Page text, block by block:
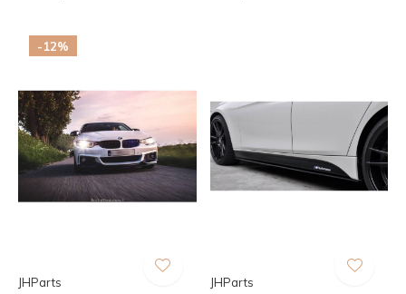
-12%
JHParts JHParts